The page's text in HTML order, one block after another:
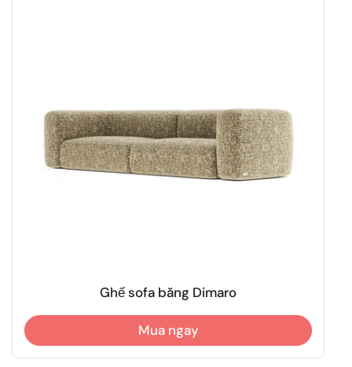
Ghế sofa băng Dimaro
Mua ngay